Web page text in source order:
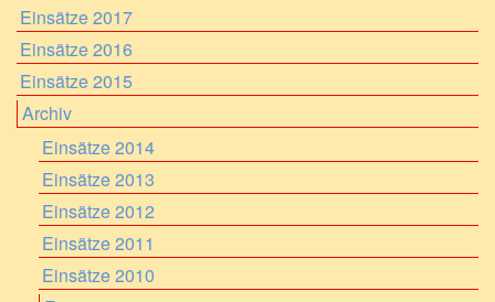
Einsätze 2017
Einsätze 2016
Einsätze 2015
Archiv
Einsätze 2014
Einsätze 2013
Einsätze 2012
Einsätze 2011
Einsätze 2010